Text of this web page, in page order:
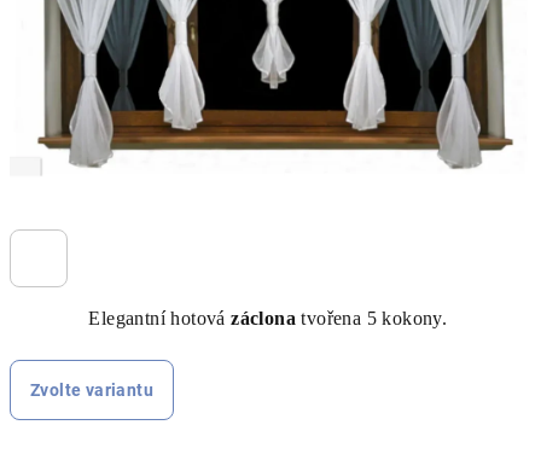
Elegantní hotovázáclona tvořena 5 kokony.
Zvolte variantu